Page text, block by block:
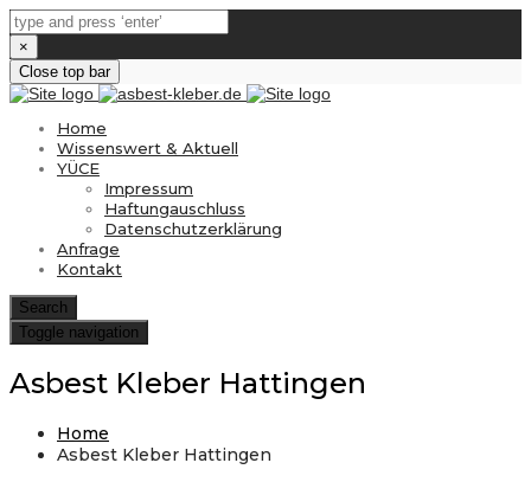
×
Close top bar
Home
Wissenswert & Aktuell
YÜCE
Impressum
Haftungauschluss
Datenschutzerklärung
Anfrage
Kontakt
Search
Toggle navigation
Asbest Kleber Hattingen
Home
Asbest Kleber Hattingen